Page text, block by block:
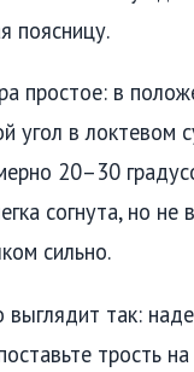
поясницу.
простое: в
угол в локтевом
20–30
согнута, но не
сильно.
выглядит так:
трость